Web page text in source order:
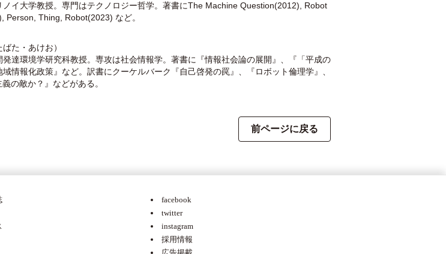
ノイ大学教授。専門はテクノロジー哲学。著書にThe Machine Question(2012), Robot
Person, Thing, Robot(2023) など。
ばた・あけお）
発達環境学研究科教授。専攻は社会情報学。著書に『情報社会論の展開』、『「平成の
域情報化政策』など。訳書にクーケルバーク『自己啓発の罠』、『ロボット倫理学』、
義の敵か？』などがある。
前ページに戻る
facebook
twitter
instagram
採用情報